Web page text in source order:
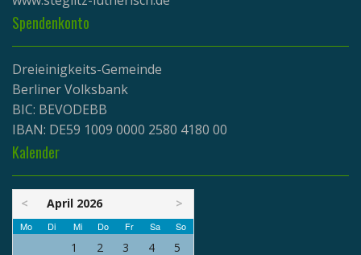
Spendenkonto
Dreieinigkeits-Gemeinde
Berliner Volksbank
BIC: BEVODEBB
IBAN: DE59 1009 0000 2580 4180 00
Kalender
< April 2026 >
Mo Di Mi Do Fr Sa So
1 2 3 4
5